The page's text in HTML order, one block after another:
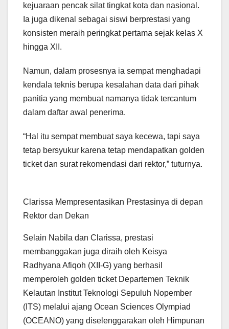
kejuaraan pencak silat tingkat kota dan nasional.
Ia juga dikenal sebagai siswi berprestasi yang
konsisten meraih peringkat pertama sejak kelas X
hingga XII.
Namun, dalam prosesnya ia sempat menghadapi
kendala teknis berupa kesalahan data dari pihak
panitia yang membuat namanya tidak tercantum
dalam daftar awal penerima.
“Hal itu sempat membuat saya kecewa, tapi saya
tetap bersyukur karena tetap mendapatkan golden
ticket dan surat rekomendasi dari rektor,” tuturnya.
Clarissa Mempresentasikan Prestasinya di depan
Rektor dan Dekan
Selain Nabila dan Clarissa, prestasi
membanggakan juga diraih oleh Keisya
Radhyana Afiqoh (XII-G) yang berhasil
memperoleh golden ticket Departemen Teknik
Kelautan Institut Teknologi Sepuluh Nopember
(ITS) melalui ajang Ocean Sciences Olympiad
(OCEANO) yang diselenggarakan oleh Himpunan